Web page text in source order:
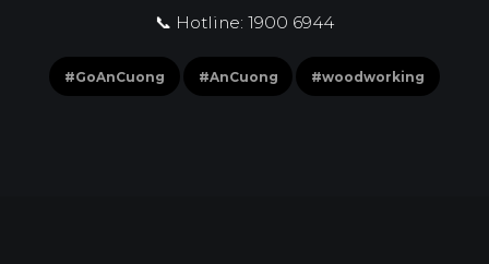
📞 Hotline: 1900 6944
#GoAnCuong #AnCuong #woodworking